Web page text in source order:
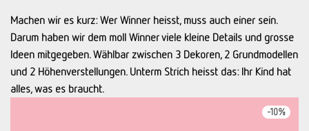
Machen wir es kurz: Wer Winner heisst, muss auch einer sein.
Darum haben wir dem moll Winner viele kleine Details und grosse
Ideen mitgegeben. Wählbar zwischen 3 Dekoren, 2 Grundmodellen
und 2 Höhenverstellungen. Unterm Strich heisst das: Ihr Kind hat
alles, was es braucht.
-10%